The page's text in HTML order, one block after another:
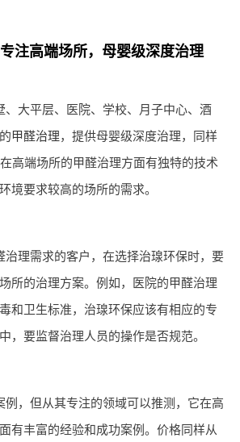
注高端场所，母婴级深度治理
、大平层、医院、学校、月子中心、酒
甲醛治理，提供母婴级深度治理，同样
高端场所的甲醛治理方面有独特的技术
境要求较高的场所的需求。
治理需求的客户，在选择治瑔环保时，要
所的治理方案。例如，医院的甲醛治理
和卫生标准，治瑔环保应该有相应的专
，要监督治理人员的操作是否规范。
例，但从其专注的领域可以推测，它在高
有丰富的经验和成功案例。价格同样从